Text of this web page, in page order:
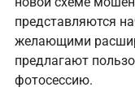
представляются
желающими
предлагают
фотосессию.